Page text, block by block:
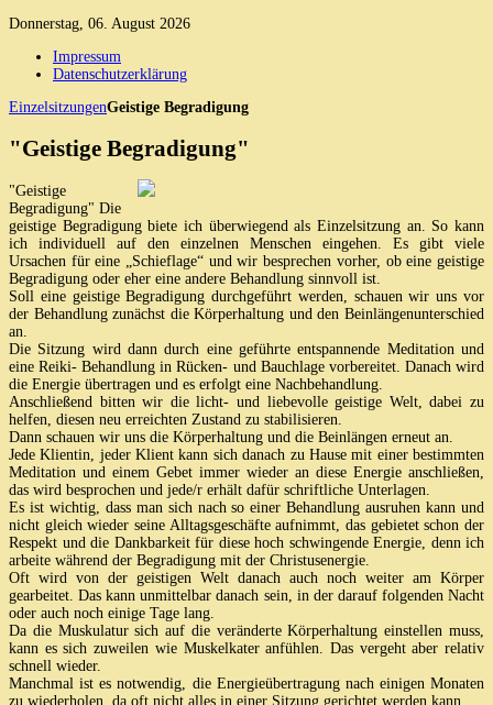
Donnerstag, 06. August 2026
Impressum
Datenschutzerklärung
EinzelsitzungenGeistige Begradigung
"Geistige Begradigung"
"Geistige
Begradigung" Die
geistige Begradigung biete ich überwiegend als Einzelsitzung an. So kann
ich individuell auf den einzelnen Menschen eingehen. Es gibt viele
Ursachen für eine „Schieflage“ und wir besprechen vorher, ob eine geistige
Begradigung oder eher eine andere Behandlung sinnvoll ist.
Soll eine geistige Begradigung durchgeführt werden, schauen wir uns vor
der Behandlung zunächst die Körperhaltung und den Beinlängenunterschied
an.
Die Sitzung wird dann durch eine geführte entspannende Meditation und
eine Reiki- Behandlung in Rücken- und Bauchlage vorbereitet. Danach wird
die Energie übertragen und es erfolgt eine Nachbehandlung.
Anschließend bitten wir die licht- und liebevolle geistige Welt, dabei zu
helfen, diesen neu erreichten Zustand zu stabilisieren.
Dann schauen wir uns die Körperhaltung und die Beinlängen erneut an.
Jede Klientin, jeder Klient kann sich danach zu Hause mit einer bestimmten
Meditation und einem Gebet immer wieder an diese Energie anschließen,
das wird besprochen und jede/r erhält dafür schriftliche Unterlagen.
Es ist wichtig, dass man sich nach so einer Behandlung ausruhen kann und
nicht gleich wieder seine Alltagsgeschäfte aufnimmt, das gebietet schon der
Respekt und die Dankbarkeit für diese hoch schwingende Energie, denn ich
arbeite während der Begradigung mit der Christusenergie.
Oft wird von der geistigen Welt danach auch noch weiter am Körper
gearbeitet. Das kann unmittelbar danach sein, in der darauf folgenden Nacht
oder auch noch einige Tage lang.
Da die Muskulatur sich auf die veränderte Körperhaltung einstellen muss,
kann es sich zuweilen wie Muskelkater anfühlen. Das vergeht aber relativ
schnell wieder.
Manchmal ist es notwendig, die Energieübertragung nach einigen Monaten
zu wiederholen, da oft nicht alles in einer Sitzung gerichtet werden kann.